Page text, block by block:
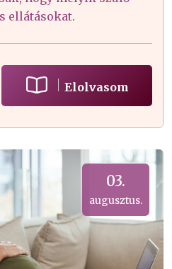
ellátásokat.
Elolvasom
03.
augusztus.